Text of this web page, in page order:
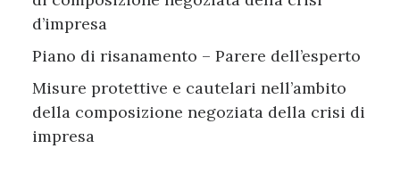
d’impresa
Piano di risanamento – Parere dell’esperto
Misure protettive e cautelari nell’ambito
della composizione negoziata della crisi di
impresa